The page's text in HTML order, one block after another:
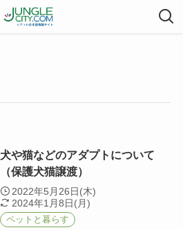
犬や猫などのアダプトについて
（保護犬猫譲渡）
2022年5月26日(木)
2024年1月8日(月)
ペットと暮らす